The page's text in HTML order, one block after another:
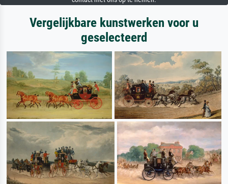
Vergelijkbare kunstwerken voor u
geselecteerd